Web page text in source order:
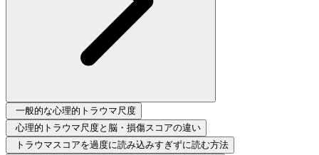
一般的な心理的トラウマ尺度
心理的トラウマ尺度と脳・損傷スコアの違い
トラウマスコアを過度に読み込みすぎずに読む方法